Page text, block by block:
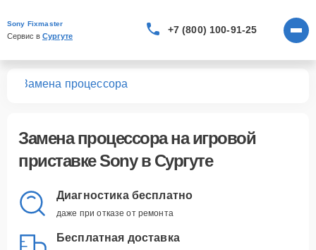
Sony Fixmaster
Сервис в Сургуте
+7 (800) 100-91-25
Замена процессора
Замена процессорана игровой
приставке Sony в Сургуте
Диагностика бесплатно
даже при отказе от ремонта
Бесплатная доставка